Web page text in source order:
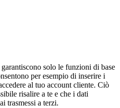
solo le funzioni di base
per esempio di inserire i
al tuo account cliente. Ciò
risalire a te e che i dati
trasmessi a terzi.